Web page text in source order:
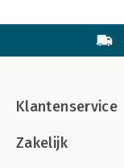
Klantenservice
Zakelijk